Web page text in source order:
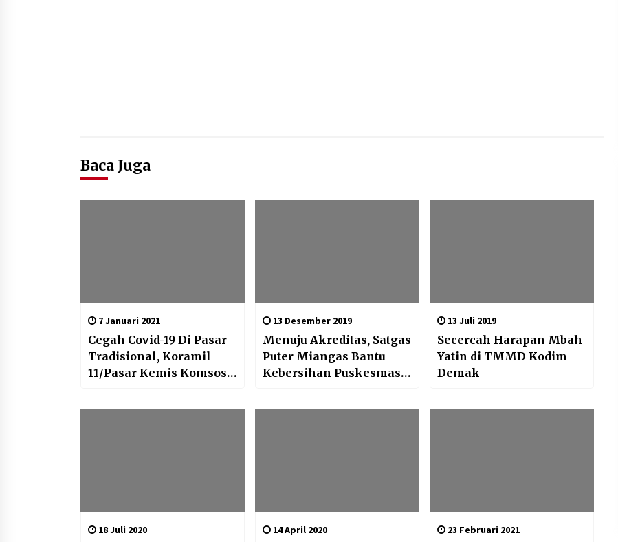
Baca Juga
7 Januari 2021
Cegah Covid-19 Di Pasar
Tradisional, Koramil
11/Pasar Kemis Komsos
Prokes
13 Desember 2019
Menuju Akreditas, Satgas
Puter Miangas Bantu
Kebersihan Puskesmas
13 Juli 2019
Secercah Harapan Mbah
Yatin di TMMD Kodim
Demak
18 Juli 2020 14 April 2020 23 Februari 2021